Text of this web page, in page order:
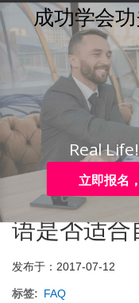
Toggle
咨询热线：
国内：
FAQ
现在学习英
构那么多
语是否适合
发布于：2017-07-12
标签 FAQ
立即报名
成功学会
Real